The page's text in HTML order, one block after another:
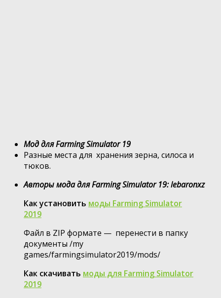
Мод для Farming Simulator 19
Разные места для хранения зерна, силоса и
тюков.
Авторы мода для Farming Simulator 19: lebaronxz
Как установить моды Farming Simulator
2019
Файл в ZIP формате — перенести в папку
документы /my
games/farmingsimulator2019/mods/
Как скачивать моды для Farming Simulator
2019